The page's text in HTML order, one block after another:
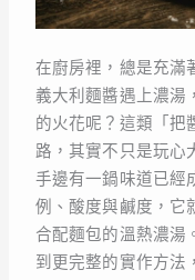
在廚房裡，總是充滿
義大利麵醬遇上濃湯
的火花呢？這類「把
路，其實不只是玩心
手邊有一鍋味道已經
例、酸度與鹹度，它
合配麵包的溫熱濃湯
到更完整的實作方法